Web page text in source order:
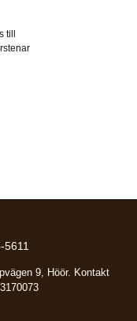
till
5611
9, Höör. Kontakt